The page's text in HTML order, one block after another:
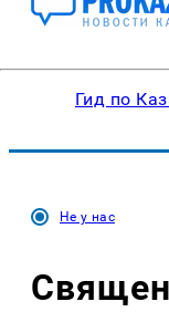
Гид по
Не у нас